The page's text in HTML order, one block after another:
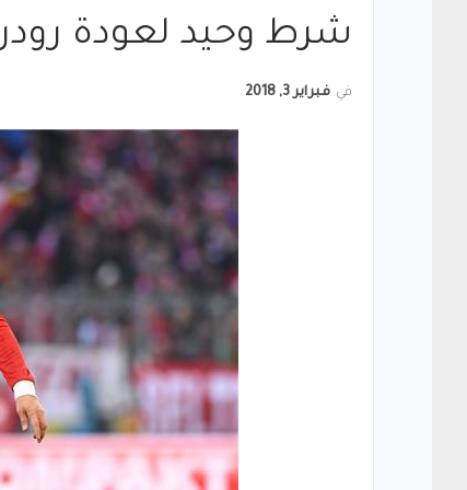
شرط وحيد لعودة
في فبراير 3, 2018